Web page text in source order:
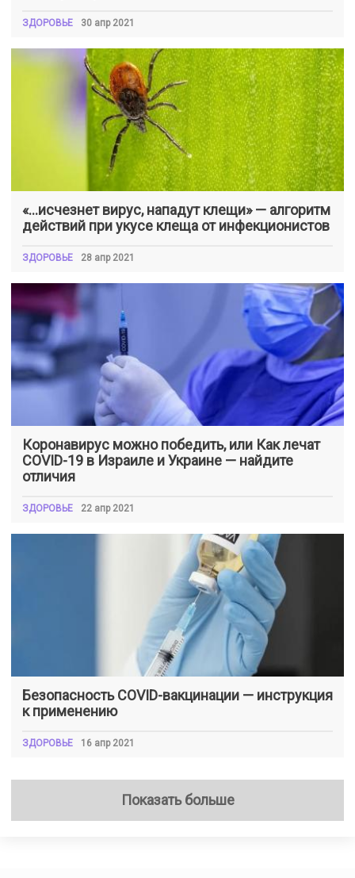
ЗДОРОВЬЕ 30 апр 2021
«…исчезнет вирус, нападут клещи» — алгоритм
действий при укусе клеща от инфекционистов
ЗДОРОВЬЕ 28 апр 2021
Коронавирус можно победить, или Как лечат
COVID-19 в Израиле и Украине — найдите
отличия
ЗДОРОВЬЕ 22 апр 2021
Безопасность COVID-вакцинации — инструкция
к применению
ЗДОРОВЬЕ 16 апр 2021
Показать больше